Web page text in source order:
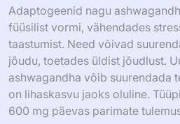
Adaptogeenid nagu
füüsilist vormi, vähendades
taastumist. Need võivad
jõudu, toetades üldist jõudlust.
ashwagandha võib suurendada
on lihaskasvu jaoks oluline.
600 mg päevas parimate